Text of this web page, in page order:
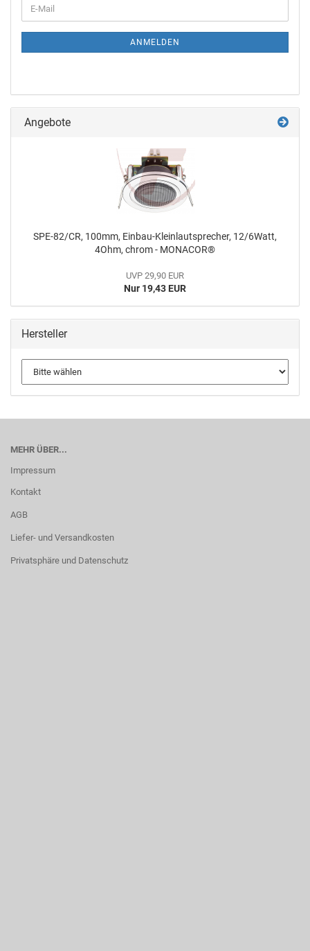
ANMELDEN
Angebote
SPE-82/CR, 100mm, Einbau-Kleinlautsprecher, 12/6Watt,
4Ohm, chrom - MONACOR®
UVP 29,90 EUR
Nur 19,43 EUR
Hersteller
MEHR ÜBER...
Impressum
Kontakt
AGB
Liefer- und Versandkosten
Privatsphäre und Datenschutz